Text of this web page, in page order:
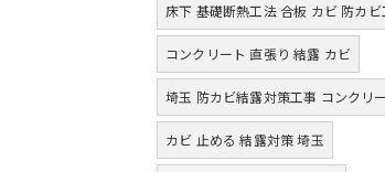
床下 基礎断熱工法 合板 カビ 防カビ
コンクリート 直張り 結露 カビ
埼玉 防カビ結露対策工事 コンクリ
カビ 止める 結露対策 埼玉